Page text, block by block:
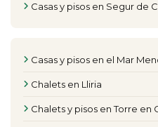
Casas y pisos en Segur de
Casas y pisos en el Mar
Chalets en Lliria
Chalets y pisos en Torre en